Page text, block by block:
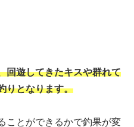
回遊してきたキスや群れて
りとなります。
ことができるかで釣果が変